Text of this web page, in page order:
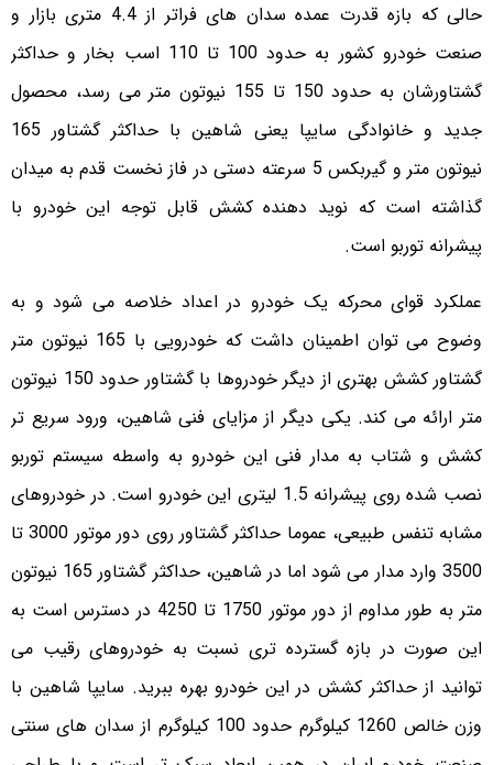
حالی که بازه قدرت عمده سدان های فراتر از 4.4 متری بازار و
صنعت خودرو کشور به حدود 100 تا 110 اسب بخار و حداکثر
گشتاورشان به حدود 150 تا 155 نیوتون متر می رسد، محصول
جدید و خانوادگی سایپا یعنی شاهین با حداکثر گشتاور 165
نیوتون متر و گیربکس 5 سرعته دستی در فاز نخست قدم به میدان
گذاشته است که نوید دهنده کشش قابل توجه این خودرو با
پیشرانه توربو است.
عملکرد قوای محرکه یک خودرو در اعداد خلاصه می شود و به
وضوح می توان اطمینان داشت که خودرویی با 165 نیوتون متر
گشتاور کشش بهتری از دیگر خودروها با گشتاور حدود 150 نیوتون
متر ارائه می کند. یکی دیگر از مزایای فنی شاهین، ورود سریع تر
کشش و شتاب به مدار فنی این خودرو به واسطه سیستم توربو
نصب شده روی پیشرانه 1.5 لیتری این خودرو است. در خودروهای
مشابه تنفس طبیعی، عموما حداکثر گشتاور روی دور موتور 3000 تا
3500 وارد مدار می شود اما در شاهین، حداکثر گشتاور 165 نیوتون
متر به طور مداوم از دور موتور 1750 تا 4250 در دسترس است به
این صورت در بازه گسترده تری نسبت به خودروهای رقیب می
توانید از حداکثر کشش در این خودرو بهره ببرید. سایپا شاهین با
وزن خالص 1260 کیلوگرم حدود 100 کیلوگرم از سدان های سنتی